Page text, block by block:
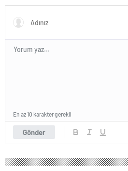
Gönder
En az 10 karakter gerekli